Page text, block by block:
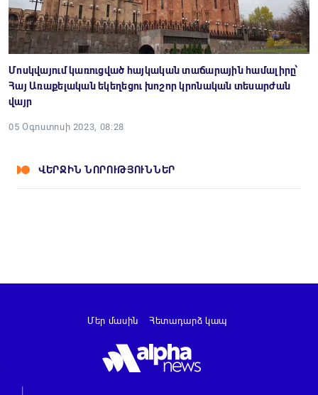
Մոսկվայում կառուցված հայկական տաճարային համալիրը՝
Հայ Առաքելական եկեղեցու խոշոր կրոնական տեսարժան
վայր
05 Օգոստոսի 2023, 08:28
ՎԵՐՋԻՆ ՆՈՐՈՒԹՅՈՒՆՆԵՐ
Մեր մասին Հետադարձ կապ